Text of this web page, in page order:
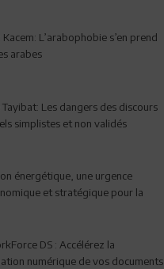
L’arabophobie s’en prend
arabes
Les dangers des discours
simplistes et non validés
énergétique, une urgence
et stratégique pour la
DS : Accélérez la
numérique de vos documents